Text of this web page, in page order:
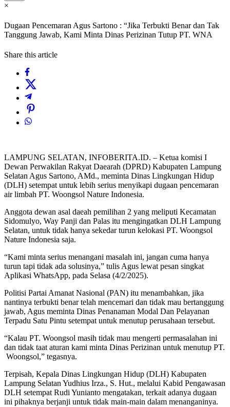
×
Dugaan Pencemaran Agus Sartono : “Jika Terbukti Benar dan Tak
Tanggung Jawab, Kami Minta Dinas Perizinan Tutup PT. WNA
Share this article
LAMPUNG SELATAN, INFOBERITA.ID. – Ketua komisi I
Dewan Perwakilan Rakyat Daearah (DPRD) Kabupaten Lampung
Selatan Agus Sartono, AMd., meminta Dinas Lingkungan Hidup
(DLH) setempat untuk lebih serius menyikapi dugaan pencemaran
air limbah PT. Woongsol Nature Indonesia.
Anggota dewan asal daeah pemilihan 2 yang meliputi Kecamatan
Sidomulyo, Way Panji dan Palas itu mengingatkan DLH Lampung
Selatan, untuk tidak hanya sekedar turun kelokasi PT. Woongsol
Nature Indonesia saja.
“Kami minta serius menangani masalah ini, jangan cuma hanya
turun tapi tidak ada solusinya,” tulis Agus lewat pesan singkat
Aplikasi WhatsApp, pada Selasa (4/2/2025).
Politisi Partai Amanat Nasional (PAN) itu menambahkan, jika
nantinya terbukti benar telah mencemari dan tidak mau bertanggung
jawab, Agus meminta Dinas Penanaman Modal Dan Pelayanan
Terpadu Satu Pintu setempat untuk menutup perusahaan tersebut.
“Kalau PT. Woongsol masih tidak mau mengerti permasalahan ini
dan tidak taat aturan kami minta Dinas Perizinan untuk menutup PT.
Woongsol,” tegasnya.
Terpisah, Kepala Dinas Lingkungan Hidup (DLH) Kabupaten
Lampung Selatan Yudhius Irza., S. Hut., melalui Kabid Pengawasan
DLH setempat Rudi Yunianto mengatakan, terkait adanya dugaan
ini pihaknya berjanji untuk tidak main-main dalam menanganinya.